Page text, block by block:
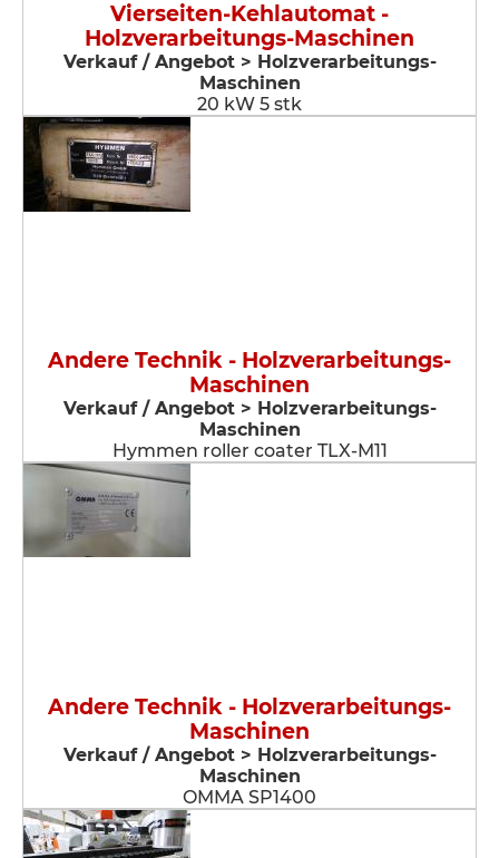
Vierseiten-Kehlautomat -
Holzverarbeitungs-Maschinen
Verkauf / Angebot > Holzverarbeitungs-
Maschinen
20 kW 5 stk
Andere Technik - Holzverarbeitungs-
Maschinen
Verkauf / Angebot > Holzverarbeitungs-
Maschinen
Hymmen roller coater TLX-M11
Andere Technik - Holzverarbeitungs-
Maschinen
Verkauf / Angebot > Holzverarbeitungs-
Maschinen
OMMA SP1400